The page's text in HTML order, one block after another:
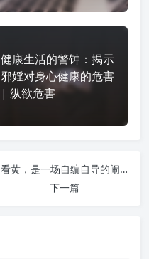
健康生活的警钟：揭示
邪婬对身心健康的危害
| 纵欲危害
看黄，是一场自编自导的闹剧 | 纵欲危害
下一篇